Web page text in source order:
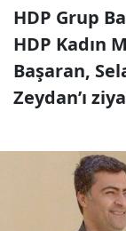
HDP Grup
HDP Kadın
Başaran,
Zeydan’ı